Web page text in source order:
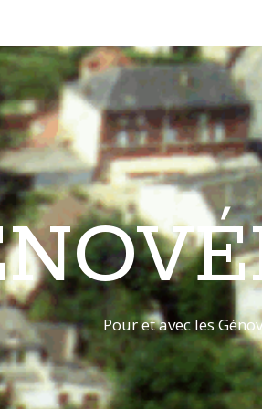
Pour et avec les